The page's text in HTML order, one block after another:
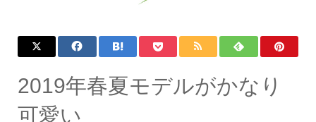
2019年春夏モデルがかなり
可愛い